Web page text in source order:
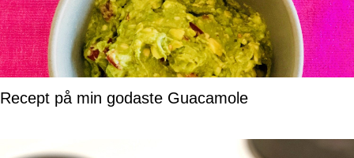
Recept på min godaste Guacamole